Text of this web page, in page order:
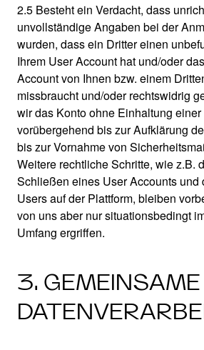
2.5 Besteht ein Verdacht, dass
unvollständige Angaben bei der
wurden, dass ein Dritter einen
Ihrem User Account hat und/oder
Account von Ihnen bzw. einem
missbraucht und/oder rechtswidrig
wir das Konto ohne Einhaltung
vorübergehend bis zur Aufklärung
bis zur Vornahme von
Weitere rechtliche Schritte, wie z.B.
Schließen eines User Accounts und
Users auf der Plattform, bleiben
von uns aber nur situationsbedingt
Umfang ergriffen.
3. GEMEINSAME